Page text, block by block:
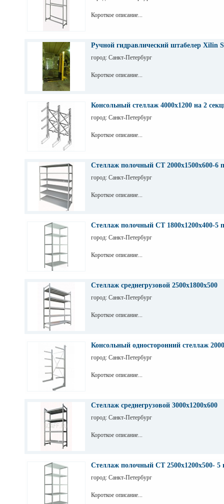
Короткое описание...
Ручной гидравлический штабелер Xilin
город: Санкт-Петербург
Короткое описание...
Консольный стеллаж 4000х1200 на 2
город: Санкт-Петербург
Короткое описание...
Стеллаж полочный СТ 2000х1500х600-6
город: Санкт-Петербург
Короткое описание...
Стеллаж полочный СТ 1800х1200х400-5
город: Санкт-Петербург
Короткое описание...
Стеллаж среднегрузовой 2500х1800х500
город: Санкт-Петербург
Короткое описание...
Консольный односторонний стеллаж
город: Санкт-Петербург
Короткое описание...
Стеллаж среднегрузовой 3000х1200х600
город: Санкт-Петербург
Короткое описание...
Стеллаж полочный СТ 2500х1200х500- 5
город: Санкт-Петербург
Короткое описание...